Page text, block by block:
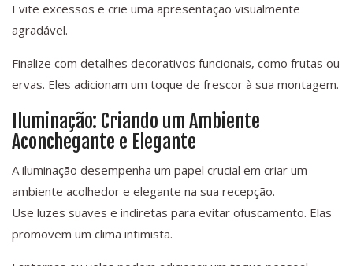
Evite excessos e crie uma apresentação visualmente
agradável.
Finalize com detalhes decorativos funcionais, como frutas ou
ervas. Eles adicionam um toque de frescor à sua montagem.
Iluminação: Criando um Ambiente
Aconchegante e Elegante
A iluminação desempenha um papel crucial em criar um
ambiente acolhedor e elegante na sua recepção.
Use luzes suaves e indiretas para evitar ofuscamento. Elas
promovem um clima intimista.